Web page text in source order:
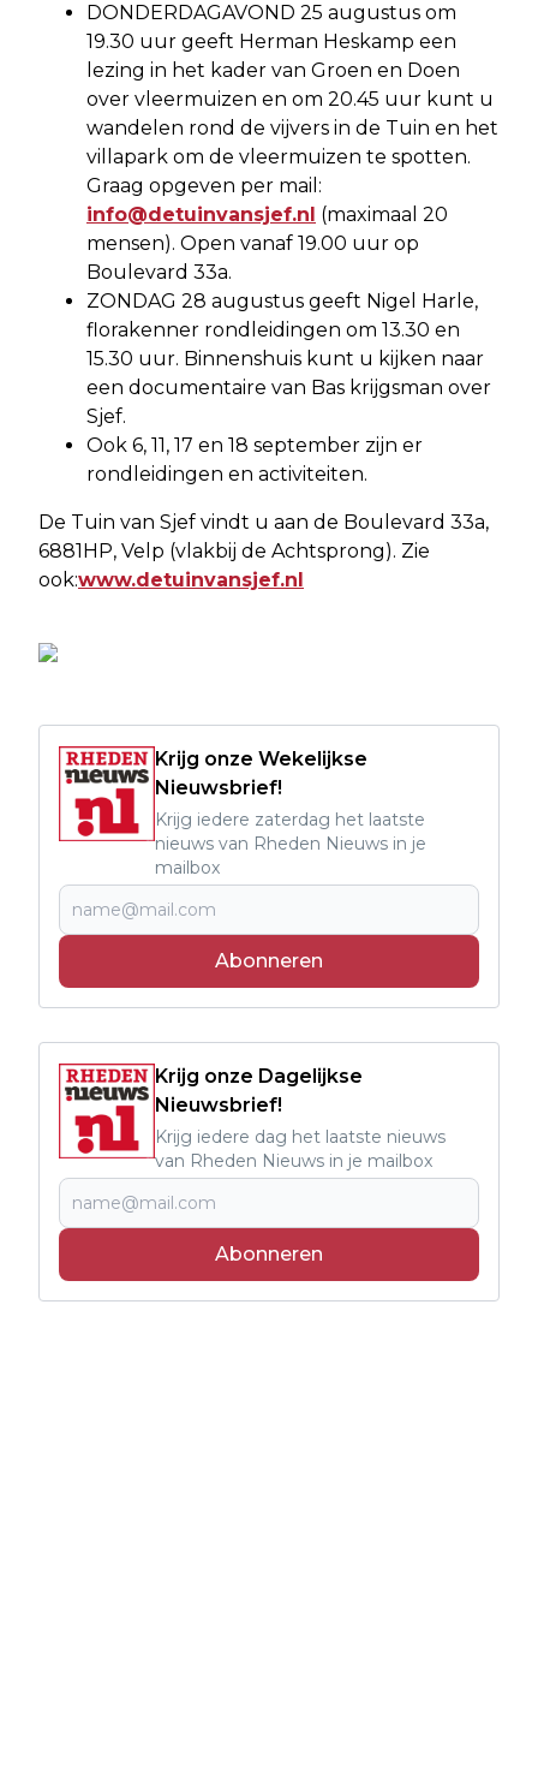
DONDERDAGAVOND 25 augustus om
19.30 uur geeft Herman Heskamp een
lezing in het kader van Groen en Doen
over vleermuizen en om 20.45 uur kunt u
wandelen rond de vijvers in de Tuin en het
villapark om de vleermuizen te spotten.
Graag opgeven per mail:
info@detuinvansjef.nl (maximaal 20
mensen). Open vanaf 19.00 uur op
Boulevard 33a.
ZONDAG 28 augustus geeft Nigel Harle,
florakenner rondleidingen om 13.30 en
15.30 uur. Binnenshuis kunt u kijken naar
een documentaire van Bas krijgsman over
Sjef.
Ook 6, 11, 17 en 18 september zijn er
rondleidingen en activiteiten.
De Tuin van Sjef vindt u aan de Boulevard 33a,
6881HP, Velp (vlakbij de Achtsprong). Zie
ook:www.detuinvansjef.nl
Krijg onze Wekelijkse
Nieuwsbrief!
Krijg iedere zaterdag het laatste
nieuws van Rheden Nieuws in je
mailbox
Abonneren
Krijg onze Dagelijkse
Nieuwsbrief!
Krijg iedere dag het laatste nieuws
van Rheden Nieuws in je mailbox
Abonneren